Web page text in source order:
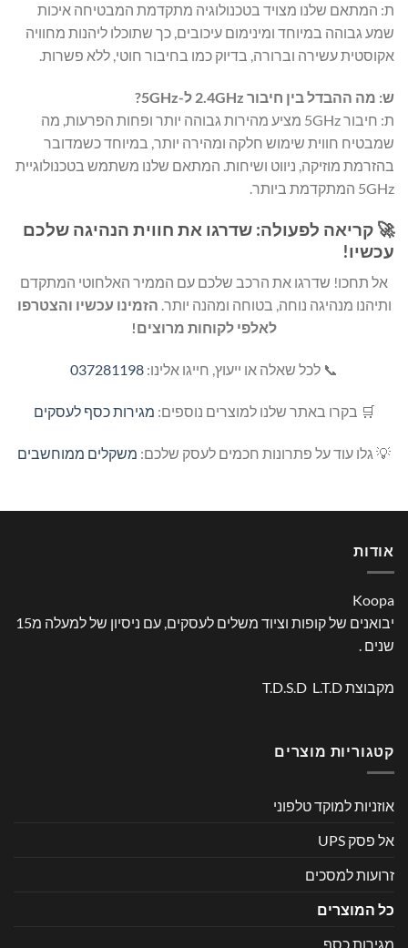
ת: המתאם שלנו מצויד בטכנולוגיה מתקדמת המבטיחה איכות
שמע גבוהה במיוחד ומינימום עיכובים, כך שתוכלו ליהנות מחוויה
אקוסטית עשירה וברורה, בדיוק כמו בחיבור חוטי, ללא פשרות.
ש: מה ההבדל בין חיבור 2.4GHz ל-5GHz?
ת: חיבור 5GHz מציע מהירות גבוהה יותר ופחות הפרעות, מה
שמבטיח חווית שימוש חלקה ומהירה יותר, במיוחד כשמדובר
בהזרמת מוזיקה, ניווט ושיחות. המתאם שלנו משתמש בטכנולוגיית
5GHz המתקדמת ביותר.
🚀 קריאה לפעולה: שדרגו את חווית הנהיגה שלכם
עכשיו!
אל תחכו! שדרגו את הרכב שלכם עם הממיר האלחוטי המתקדם
ותיהנו מנהיגה נוחה, בטוחה ומהנה יותר. הזמינו עכשיו והצטרפו
לאלפי לקוחות מרוצים!
📞 לכל שאלה או ייעוץ, חייגו אלינו: 037281198
🛒 בקרו באתר שלנו למוצרים נוספים: מגירות כסף לעסקים
💡 גלו עוד על פתרונות חכמים לעסק שלכם: משקלים ממוחשבים
אודות
Koopa
יבואנים של קופות וציוד משלים לעסקים, עם ניסיון של למעלה מ15
שנים .
מקבוצת T.D.S.D L.T.D
קטגוריות מוצרים
אוזניות למוקד טלפוני
אל פסק UPS
זרועות למסכים
כל המוצרים
מגירות כסף